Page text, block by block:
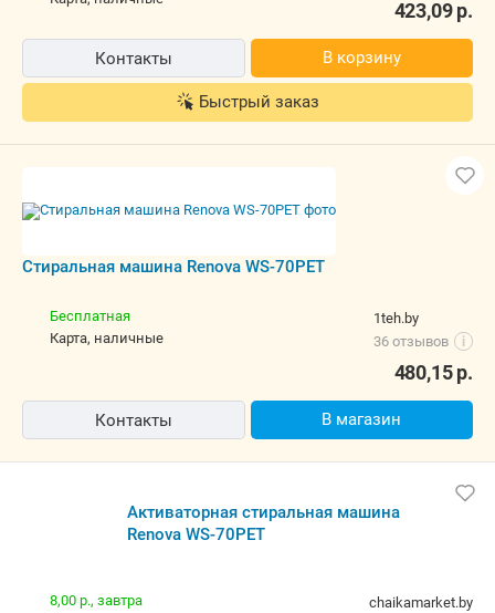
423,09р.
Контакты В корзину
Быстрый заказ
Стиральная машина Renova WS-70PET
1teh.by
36 отзывов
i
Бесплатная
карта, наличные
480,15р.
Контакты В магазин
Активаторная стиральная машина
Renova WS-70PET
chaikamarket.by
8,00 р., завтра